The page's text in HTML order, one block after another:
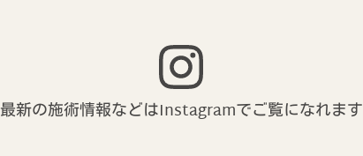
最新の施術情報などはInstagramでご覧になれます